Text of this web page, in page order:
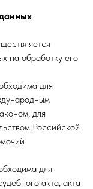
на обработку его
для
для
Российской
для
акта, акта